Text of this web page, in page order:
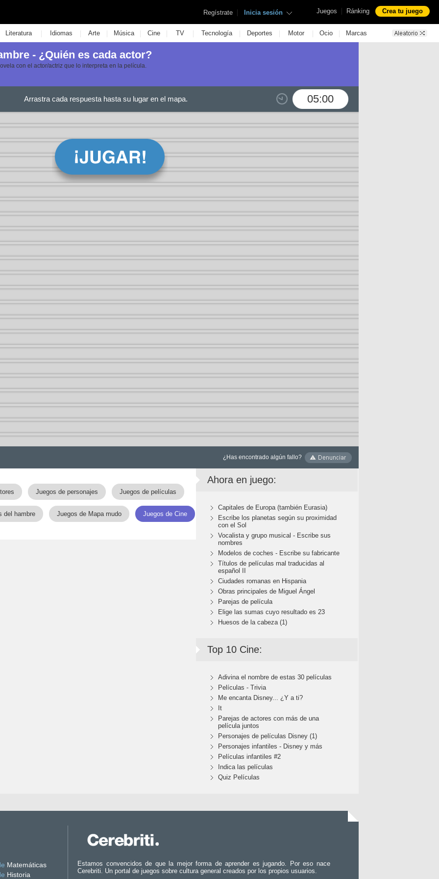
Juegos | Ránking Crea tu juego
Regístrate | Inicia sesión
Literatura | Idiomas | Arte | Música | Cine | TV | Tecnología | Deportes | Motor | Ocio | Marcas
- ¿Quién es cada actor?
con el actor/actriz que lo interpreta en la película.
05:00
Arrastra cada respuesta hasta su lugar en el mapa.
¿Has encontrado algún fallo?
Juegos de personajes Juegos de películas
del hambre Juegos de Mapa mudo Juegos de Cine
Ahora en juego:
Capitales de Europa (también Eurasia)
Escribe los planetas según su proximidad
con el Sol
Vocalista y grupo musical - Escribe sus
nombres
Modelos de coches - Escribe su fabricante
Títulos de películas mal traducidas al
español II
Ciudades romanas en Hispania
Obras principales de Miguel Ángel
Parejas de película
Elige las sumas cuyo resultado es 23
Huesos de la cabeza (1)
Top 10 Cine:
Adivina el nombre de estas 30 películas
Películas - Trivia
Me encanta Disney... ¿Y a ti?
It
Parejas de actores con más de una
película juntos
Personajes de películas Disney (1)
Personajes infantiles - Disney y más
Películas infantiles #2
Indica las películas
Quiz Películas
Matemáticas
Historia
Estamos convencidos de que la mejor forma de aprender es jugando. Por eso nace
Cerebriti. Un portal de juegos sobre cultura general creados por los propios usuarios.